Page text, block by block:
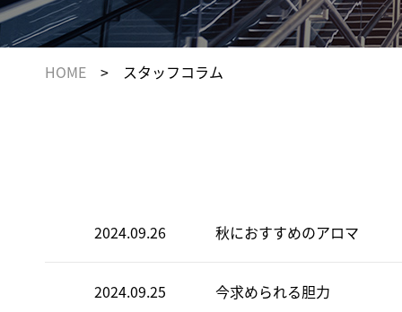
HOME > スタッフコラム
2024.09.26 秋におすすめのアロマ
2024.09.25 今求められる胆力